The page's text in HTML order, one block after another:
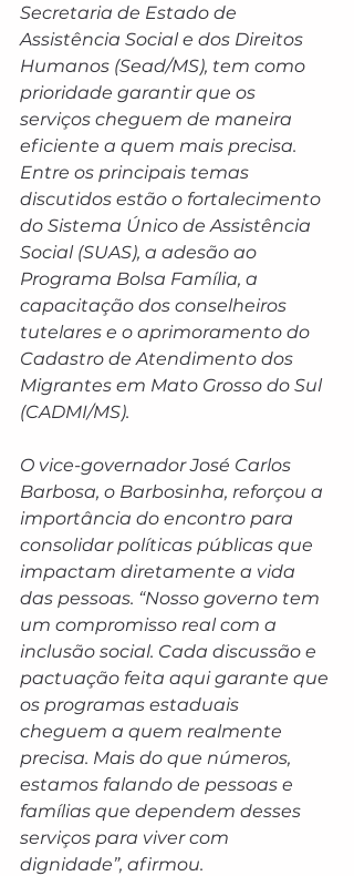
Secretaria de Estado de
Assistência Social e dos Direitos
Humanos (Sead/MS), tem como
prioridade garantir que os
serviços cheguem de maneira
eficiente a quem mais precisa.
Entre os principais temas
discutidos estão o fortalecimento
do Sistema Único de Assistência
Social (SUAS), a adesão ao
Programa Bolsa Família, a
capacitação dos conselheiros
tutelares e o aprimoramento do
Cadastro de Atendimento dos
Migrantes em Mato Grosso do Sul
(CADMI/MS).
O vice-governador José Carlos
Barbosa, o Barbosinha, reforçou a
importância do encontro para
consolidar políticas públicas que
impactam diretamente a vida
das pessoas. “Nosso governo tem
um compromisso real com a
inclusão social. Cada discussão e
pactuação feita aqui garante que
os programas estaduais
cheguem a quem realmente
precisa. Mais do que números,
estamos falando de pessoas e
famílias que dependem desses
serviços para viver com
dignidade”, afirmou.